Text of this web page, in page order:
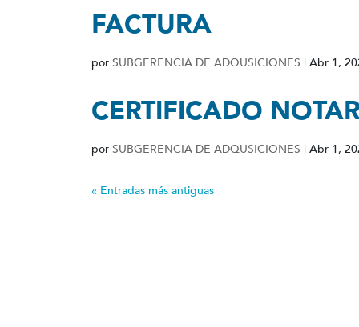
FACTURA
por SUBGERENCIA DE ADQUSICIONES | Abr 1,
CERTIFICADO
por SUBGERENCIA DE ADQUSICIONES | Abr 1,
« Entradas más antiguas